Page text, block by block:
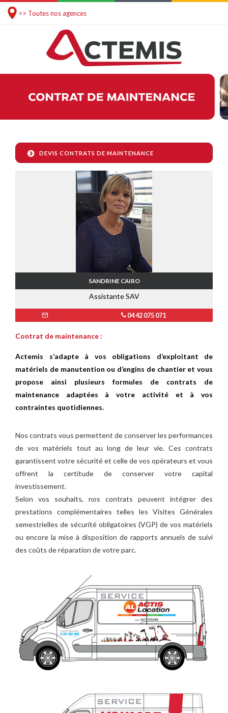
>> Toutes nos agences
DEVIS CONTRATS DE MAINTENANCE
SANDRINE CAIRO
Assistante SAV
04 42 075 071
Contrat de maintenance :
Actemis s’adapte à vos obligations d’exploitant de
matériels de manutention ou d’engins de chantier et vous
propose ainsi plusieurs formules de contrats de
maintenance adaptées à votre activité et à vos
contraintes quotidiennes.
Nos contrats vous permettent de conserver les performances
de vos matériels tout au long de leur vie. Ces contrats
garantissent votre sécurité et celle de vos opérateurs et vous
offrent la certitude de conserver votre capital
investissement.
Selon vos souhaits, nos contrats peuvent intégrer des
prestations complémentaires telles les Visites Générales
semestrielles de sécurité obligatoires (VGP) de vos matériels
ou encore la mise à disposition de rapports annuels de suivi
des coûts de réparation de votre parc.